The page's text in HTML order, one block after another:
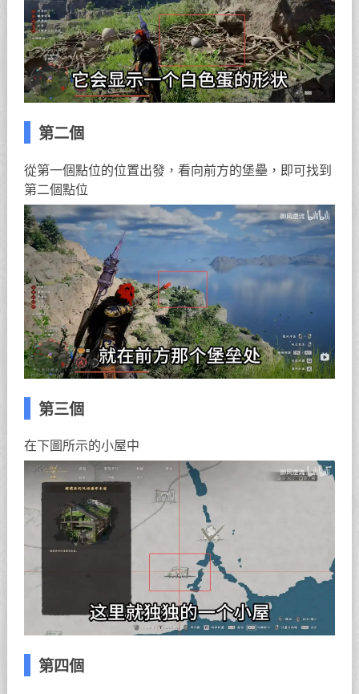
第二個
從第一個點位的位置出發，看向前方的堡壘，即可找到
第二個點位
第三個
在下圖所示的小屋中
第四個